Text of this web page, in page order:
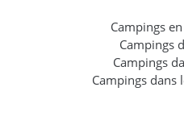
Campings
Campings
Campings
Campings dans